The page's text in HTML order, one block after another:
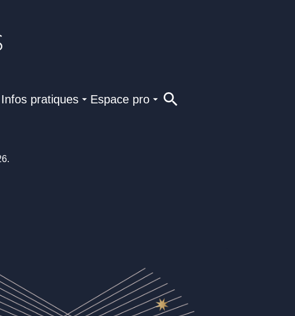
Infos pratiques Espace pro